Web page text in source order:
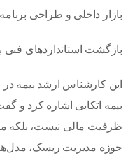
بازار داخلی و طراحی
بازگشت استانداردهای فنی
این کارشناس ارشد بیمه در
بیمه اتکایی اشاره کرد و
ظرفیت مالی نیست، بلکه
حوزه مدیریت ریسک،